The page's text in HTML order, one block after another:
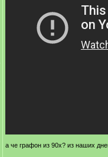
а че графон из 90х? из наших